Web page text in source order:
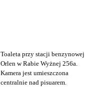
Toaleta przy stacji benzynowej
Orlen w Rabie Wyżnej 256a.
Kamera jest umieszczona
centralnie nad pisuarem.